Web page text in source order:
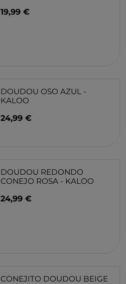
19,99 €
DOUDOU OSO AZUL -
KALOO
24,99 €
DOUDOU REDONDO
CONEJO ROSA - KALOO
24,99 €
CONEJITO DOUDOU BEIGE